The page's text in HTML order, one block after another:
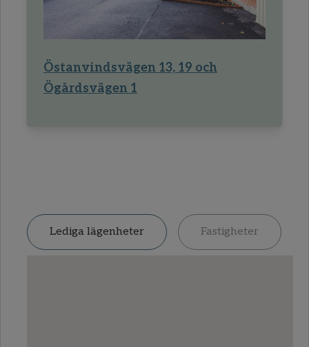
Östanvindsvägen 13, 19 och
Ögårdsvägen 1
Lediga lägenheter Fastigheter